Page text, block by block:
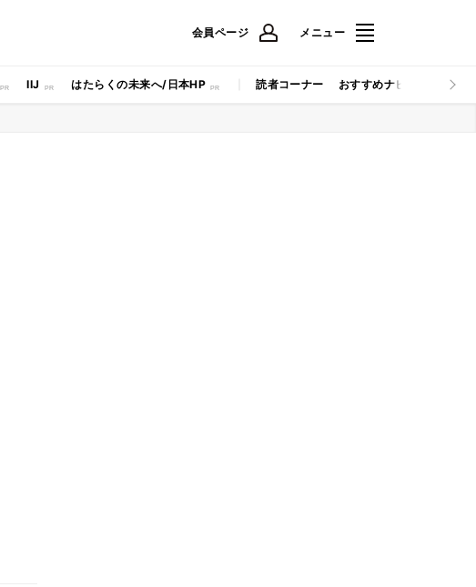
会員ページ メニュー
IIJ はたらくの未来へ/日本HP 読者コーナー おすすめナビ マイナビ